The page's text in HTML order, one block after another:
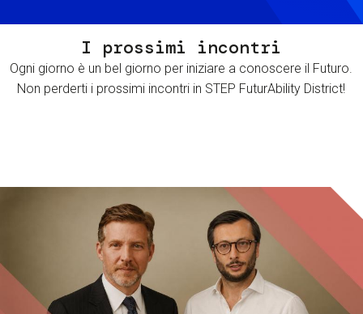
I prossimi incontri
Ogni giorno è un bel giorno per iniziare a conoscere il Futuro.
Non perderti i prossimi incontri in STEP FuturAbility District!